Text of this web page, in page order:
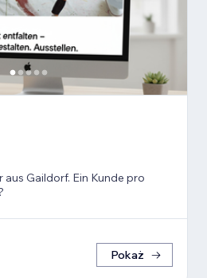
Gaildorf. Ein Kunde pro
Pokaż